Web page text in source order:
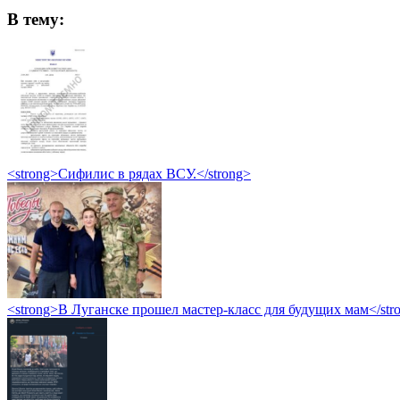
В тему:
<strong>Сифилис в рядах ВСУ.</strong>
<strong>В Луганске прошел мастер-класс для будущих мам</